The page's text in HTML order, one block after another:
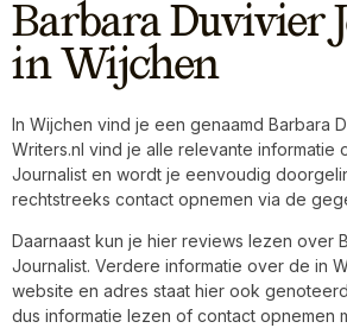
Barbara Duvivier
in Wijchen
In Wijchen vind je een genaamd Barbara
Writers.nl vind je alle relevante informatie
Journalist en wordt je eenvoudig
rechtstreeks contact opnemen via de
Daarnaast kun je hier reviews lezen over
Journalist. Verdere informatie over de in
website en adres staat hier ook
dus informatie lezen of contact opnemen